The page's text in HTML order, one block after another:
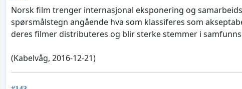
Norsk film trenger internasjonal eksponering og
spørsmålstegn angående hva som klassiferes som
deres filmer distributeres og blir sterke stemmer i
(Kabelvåg, 2016-12-21)